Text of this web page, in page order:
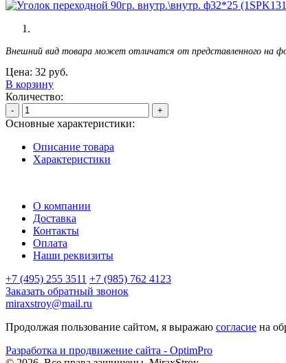
Внешний вид товара может отличатся от представленного на
Цена: 32 руб.
В корзину
Количество:
- +
Основные характеристики:
Описание товара
Характеристики
О компании
Доставка
Контакты
Оплата
Наши реквизиты
+7 (495) 255 3511 +7 (985) 762 4123
Заказать обратный звонок
miraxstroy@mail.ru
Продолжая пользование сайтом, я выражаю согласие на
Разработка и продвижение сайта - OptimPro